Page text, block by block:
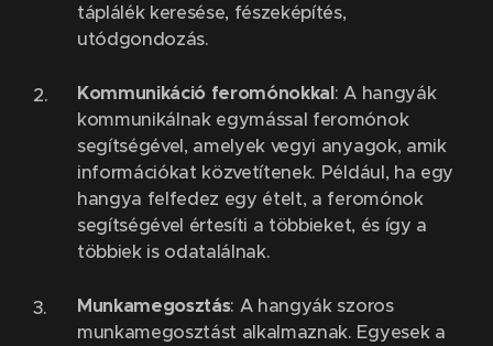
táplálék keresése, fészeképítés,
utódgondozás.
Kommunikáció feromónokkal: A hangyák
kommunikálnak egymással feromónok
segítségével, amelyek vegyi anyagok, amik
információkat közvetítenek. Például, ha egy
hangya felfedez egy ételt, a feromónok
segítségével értesíti a többieket, és így a
többiek is odatalálnak.
Munkamegosztás: A hangyák szoros
munkamegosztást alkalmaznak. Egyesek a